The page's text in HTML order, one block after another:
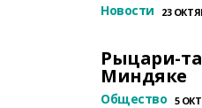
Новости 23
Рыцари-
Миндяке
Общество 5